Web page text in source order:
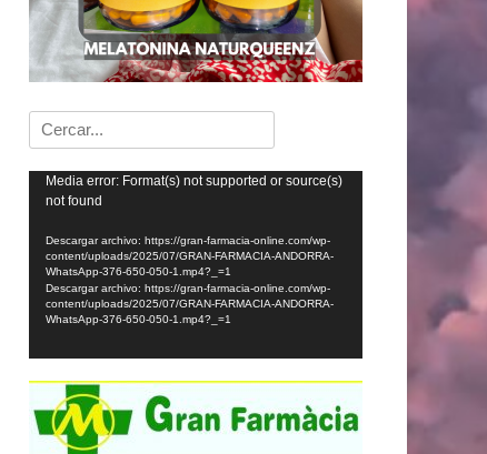
Buscar:
Reproductor
Media error: Format(s) not supported or source(s)
not found
Descargar archivo: https://gran-farmacia-online.com/wp-
content/uploads/2025/07/GRAN-FARMACIA-ANDORRA-
WhatsApp-376-650-050-1.mp4?_=1
Descargar archivo: https://gran-farmacia-online.com/wp-
content/uploads/2025/07/GRAN-FARMACIA-ANDORRA-
WhatsApp-376-650-050-1.mp4?_=1